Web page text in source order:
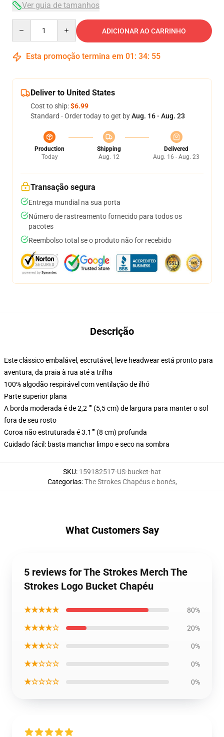
Ver guia de tamanhos
ADICIONAR AO CARRINHO
Esta promoção termina em 01 : 34: 54
Deliver to United States
Cost to ship:$6.99
Standard - Order today to get byAug. 16 - Aug. 23
Production
Today
Shipping
Aug. 12
Delivered
Aug. 16 - Aug. 23
Transação segura
Entrega mundial na sua porta
Número de rastreamento fornecido para todos os
pacotes
Reembolso total se o produto não for recebido
Descrição
Este clássico embalável, escrutável, leve headwear está pronto para
aventura, da praia à rua até a trilha
100% algodão respirável com ventilação de ilhó
Parte superior plana
A borda moderada é de 2,2 "" (5,5 cm) de largura para manter o sol
fora de seu rosto
Coroa não estruturada é 3.1"" (8 cm) profunda
Cuidado fácil: basta manchar limpo e seco na sombra
SKU: 159182517-US-bucket-hat
Categorias:The Strokes Chapéus e bonés,
What Customers Say
5 reviews for The Strokes Merch The
Strokes Logo Bucket Chapéu
★★★★★ 80%
★★★★☆ 20%
★★★☆☆ 0%
★★☆☆☆ 0%
★☆☆☆☆ 0%